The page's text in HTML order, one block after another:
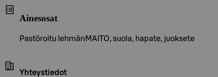
Ainesosat
Pastöroitu lehmänMAITO, suola, hapate, juoksete
Yhteystiedot